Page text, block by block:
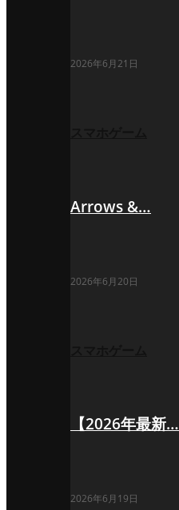
2026年6月21日
Arrows &…
2026年6月20日
【2026年最新…
2026年6月19日